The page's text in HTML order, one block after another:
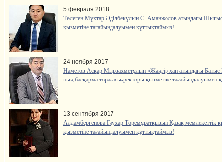
5 февраля 2018
Төлеген Мұхтар Әділбекұлын С. Аманжолов атындағы Шығыс
қызметіне тағайындалуымен құттықтаймыз!
24 ноября 2017
Наметов Асқар Мырзахметұлын «Жәңгір хан атындағы Батыс
ның басқарма төрағасы-ректоры қызметіне тағайындалуымен
13 сентября 2017
Алдамбергенова Гаухар Төремұратқызын Қазақ мемлекеттік
қызметіне тағайындалуымен құттықтаймыз!